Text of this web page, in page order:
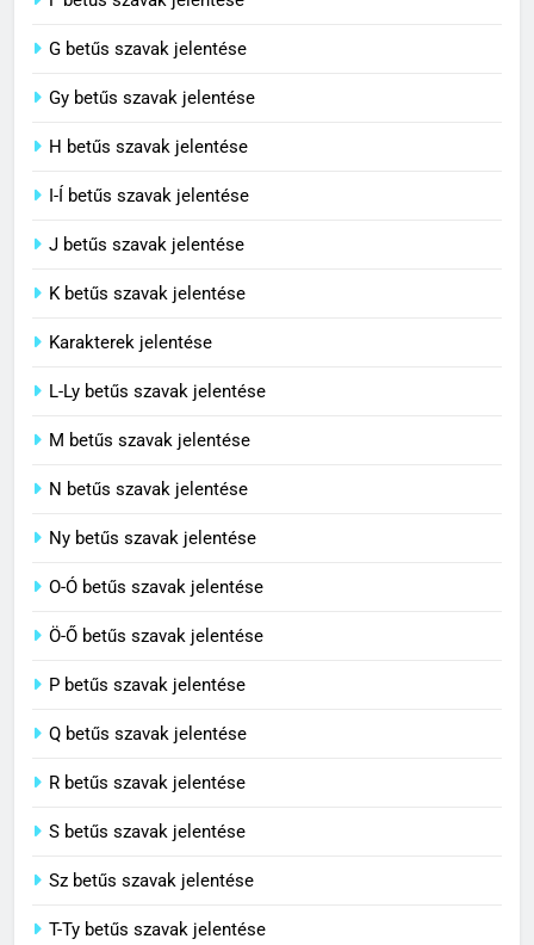
4
Civilizáció jelentése
5
Contemporary jelentése
C BETŰS SZAVAK JELENTÉSE
C BETŰS SZAVAK JELENTÉSE
8
Céltudatos jelentése
G betűs szavak jelentése
Gy betűs szavak jelentése
H betűs szavak jelentése
I-Í betűs szavak jelentése
J betűs szavak jelentése
K betűs szavak jelentése
Karakterek jelentése
L-Ly betűs szavak jelentése
M betűs szavak jelentése
N betűs szavak jelentése
Ny betűs szavak jelentése
O-Ó betűs szavak jelentése
Ö-Ő betűs szavak jelentése
P betűs szavak jelentése
Q betűs szavak jelentése
R betűs szavak jelentése
S betűs szavak jelentése
Sz betűs szavak jelentése
T-Ty betűs szavak jelentése